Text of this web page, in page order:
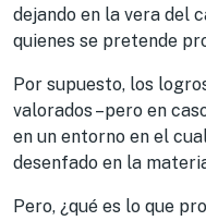
dejando en la vera del
quienes se pretende
Por supuesto, los
valorados –pero en
en un entorno en el
desenfado en la
Pero, ¿qué es lo que